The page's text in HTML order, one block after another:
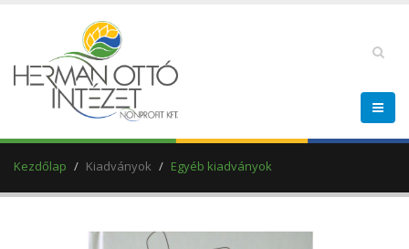
Kezdőlap Kiadványok Egyéb kiadványok